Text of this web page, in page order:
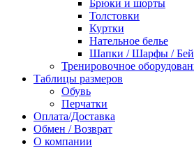
Брюки и шорты
Толстовки
Куртки
Нательное белье
Шапки / Шарфы /
Тренировочное
Таблицы размеров
Обувь
Перчатки
Оплата/Доставка
Обмен / Возврат
О компании